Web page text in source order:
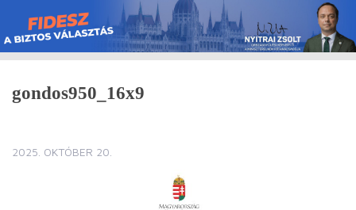
Skip
to
content
gondos950_16x9
2025. OKTÓBER 20.